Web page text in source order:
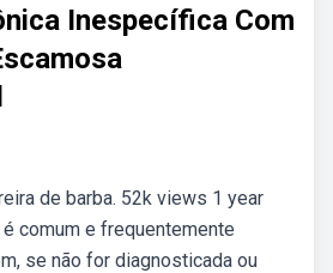
Inespecífica Com
de barba. 52k views 1 year
comum e frequentemente
se não for diagnosticada ou